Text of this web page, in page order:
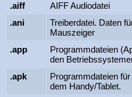
.aiff
AIFF Audiodatei
.ani
Treiberdatei. Daten
Mauszeiger
.app
Programmdateien
den
.apk
Programmdateien
dem Handy/Tablet.